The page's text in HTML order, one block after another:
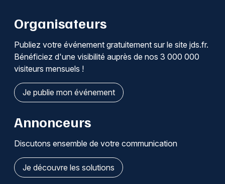
Organisateurs
Publiez votre événement gratuitement sur le site jds.fr.
Bénéficiez d'une visibilité auprès de nos 3 000 000
visiteurs mensuels !
Je publie mon événement
Annonceurs
Discutons ensemble de votre communication
Je découvre les solutions